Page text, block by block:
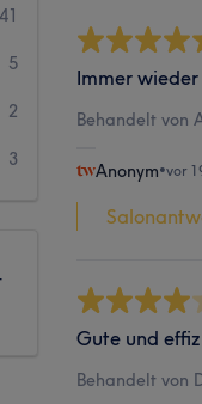
41
5
2
3
Immer
Behandelt von
Anonym•vor
Gute und
Behandelt von